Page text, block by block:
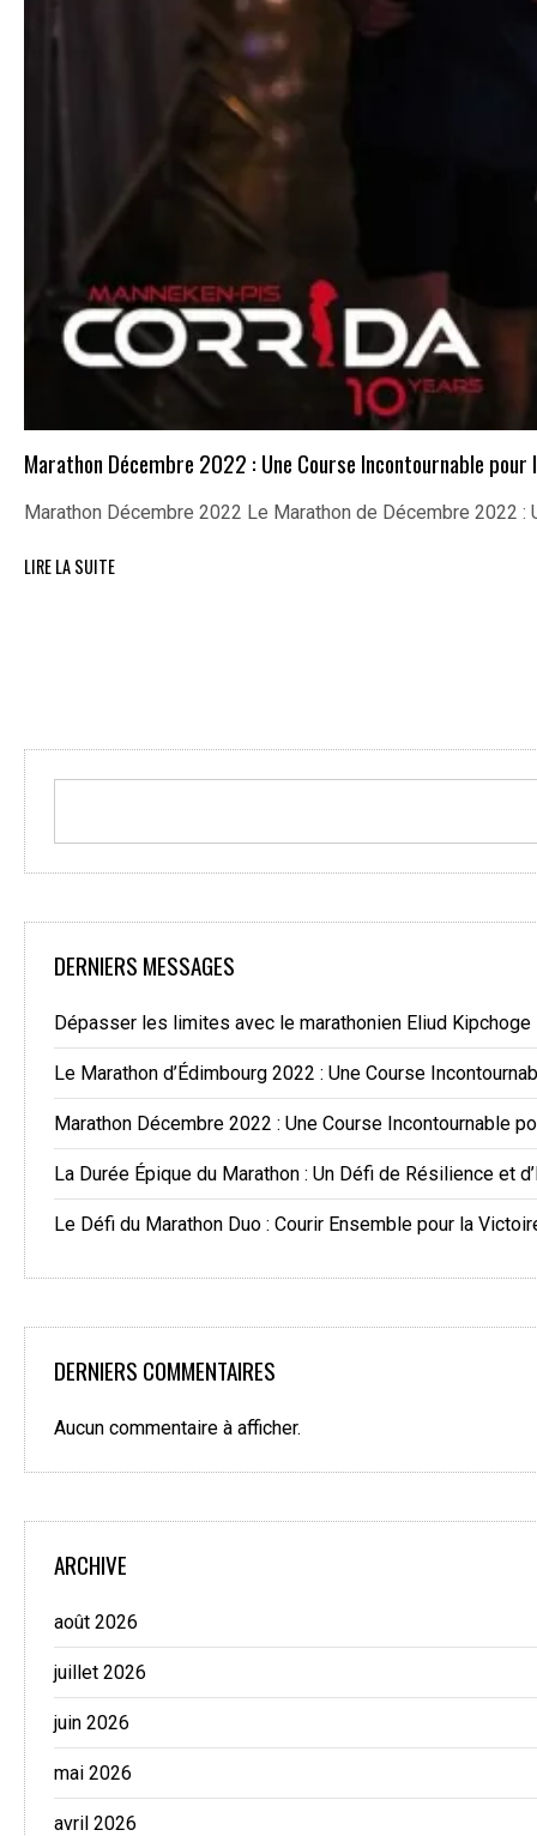
Marathon Décembre 2022 : Une Course Incontournable pour
Marathon Décembre 2022 Le Marathon de Décembre 2022
LIRE LA SUITE
DERNIERS MESSAGES
Dépasser les limites avec le marathonien Eliud Kipchoge
Le Marathon d’Édimbourg 2022 : Une Course
Marathon Décembre 2022 : Une Course Incontournable
La Durée Épique du Marathon : Un Défi de Résilience et
Le Défi du Marathon Duo : Courir Ensemble pour la
DERNIERS COMMENTAIRES
Aucun commentaire à afficher.
ARCHIVE
août 2026
juillet 2026
juin 2026
mai 2026
avril 2026